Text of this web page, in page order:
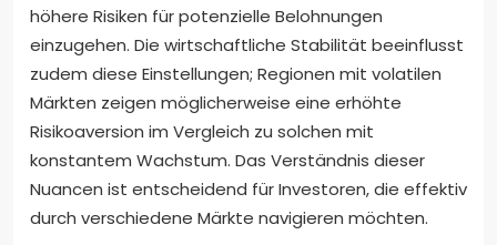
höhere Risiken für potenzielle Belohnungen
einzugehen. Die wirtschaftliche Stabilität beeinflusst
zudem diese Einstellungen; Regionen mit volatilen
Märkten zeigen möglicherweise eine erhöhte
Risikoaversion im Vergleich zu solchen mit
konstantem Wachstum. Das Verständnis dieser
Nuancen ist entscheidend für Investoren, die effektiv
durch verschiedene Märkte navigieren möchten.